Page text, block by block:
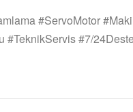
#ServoMotor
#7/